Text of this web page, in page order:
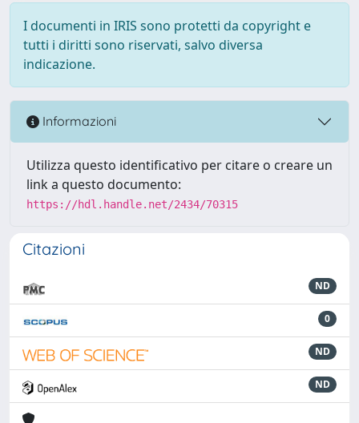
I documenti in IRIS sono protetti da copyright e
tutti i diritti sono riservati, salvo diversa
indicazione.
Informazioni
Utilizza questo identificativo per citare o creare un
link a questo documento:
https://hdl.handle.net/2434/70315
Citazioni
ND
0
ND
ND